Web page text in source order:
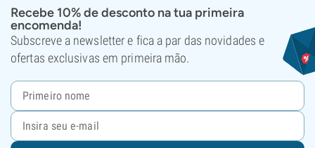
Recebe 10% de desconto na tua primeira
encomenda!
Subscreve a newsletter e fica a par das novidades e
ofertas exclusivas em primeira mão.